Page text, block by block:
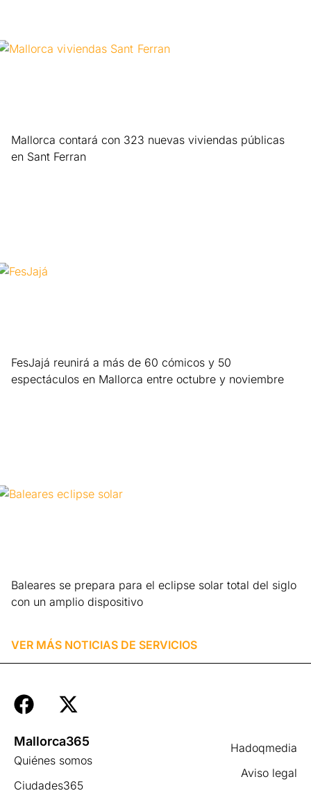
Mallorca contará con 323 nuevas viviendas públicas
en Sant Ferran
FesJajá reunirá a más de 60 cómicos y 50
espectáculos en Mallorca entre octubre y noviembre
Baleares se prepara para el eclipse solar total del siglo
con un amplio dispositivo
VER MÁS NOTICIAS DE SERVICIOS
Hadoqmedia
Aviso legal
Mallorca365
Quiénes somos
Ciudades365